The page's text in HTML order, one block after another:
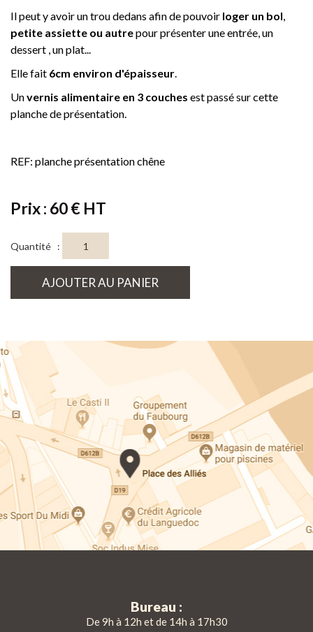
Il peut y avoir un trou dedans afin de pouvoir loger un bol,
petite assiette ou autrepour présenter une entrée, un
dessert , un plat...
Elle fait 6cm environ d'épaisseur.
Unvernis alimentaire en 3 couches est passé sur cette
planche de présentation.
REF: planche présentation chêne
Prix : 60 € HT
Quantité :
AJOUTER AU PANIER
Bureau :
De 9h à 12h et de 14h à 17h30